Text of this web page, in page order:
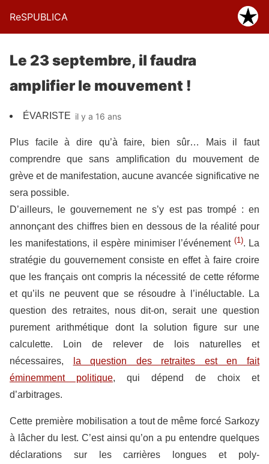
ReSPUBLICA
Le 23 septembre, il faudra
amplifier le mouvement !
ÉVARISTE il y a 16 ans
Plus facile à dire qu’à faire, bien sûr… Mais il faut
comprendre que sans amplification du mouvement de
grève et de manifestation, aucune avancée significative ne
sera possible.
D’ailleurs, le gouvernement ne s’y est pas trompé : en
annonçant des chiffres bien en dessous de la réalité pour
les manifestations, il espère minimiser l’événement (1). La
stratégie du gouvernement consiste en effet à faire croire
que les français ont compris la nécessité de cette réforme
et qu’ils ne peuvent que se résoudre à l’inéluctable. La
question des retraites, nous dit-on, serait une question
purement arithmétique dont la solution figure sur une
calculette. Loin de relever de lois naturelles et
nécessaires,
la question des retraites est en fait
éminemment politique, qui dépend de choix et
d’arbitrages.
Cette première mobilisation a tout de même forcé Sarkozy
à lâcher du lest. C’est ainsi qu’on a pu entendre quelques
déclarations sur les carrières longues et poly-